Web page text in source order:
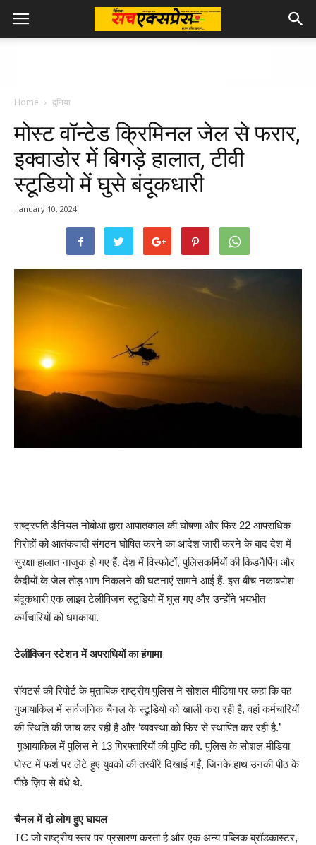
Home दुनिया
मोस्‍ट वॉन्‍टेड क्रिमिनल जेल से फरार,
इक्वाडोर में बिगड़े हालात, टीवी
स्टूडियो में घुसे बंदूकधारी​
January 10, 2024
राष्ट्रपति डैनियल नोबोआ द्वारा आपातकाल की घोषणा और फिर 22 आपराधिक
गिरोहों को आतंकवादी संगठन घोषित करने का आदेश जारी करने के बाद देश में
सुरक्षा हालात नाजुक हो गए हैं. देश में विस्फोटों, पुलिसकर्मियों की किडनैपिंग और
कैदीयों के जेल तोड़ भाग निकलने की घटनाएं सामने आई हैं. इस बीच नकाबपोश
बंदूकधारी एक लाइव टेलीविजन स्टूडियो में घुस गए और उन्होंने भयभीत
कर्मचारियों को धमकाया.
टेलीविजन स्टेशन में अपराधियों का हंगामा
रॉयटर्स की रिपोर्ट के मुताबिक राष्ट्रीय पुलिस ने सोशल मीडिया पर कहा कि वह
गुआयाकिल में सार्वजनिक चैनल के स्टूडियो को खाली करा रही है, वहां कर्मचारियों
की स्थिति की जांच कर रही है और ‘व्यवस्था को फिर से स्थापित कर रही है.’
गुआयाकिल में पुलिस ने 13 गिरफ्तारियों की पुष्टि की. पुलिस के सोशल मीडिया
पोस्ट में फर्श पर लेटे हुए युवकों की तस्वीरें दिखाई गईं, जिनके हाथ उनकी पीठ के
पीछे ज़िप से बंधे थे.
चैनल में दो लोग हुए घायल
TC जो राष्ट्रीय स्तर पर प्रसारण करता है और एक अन्य पब्लिक ब्रॉडकास्टर,